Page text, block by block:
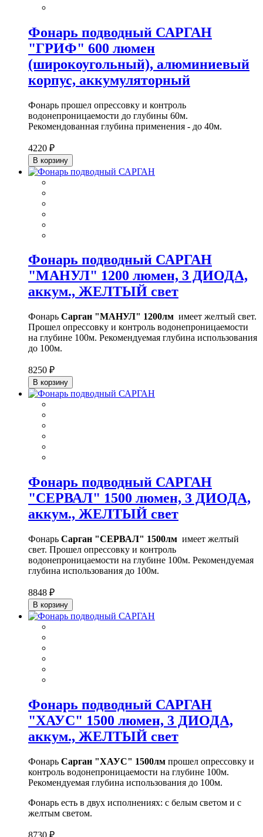
Фонарь подводный САРГАН
"ГРИФ" 600 люмен
(широкоугольный), алюминиевый
корпус, аккумуляторный
Фонарь прошел опрессовку и контроль
водонепроницаемости до глубины 60м.
Рекомендованная глубина применения - до 40м.
4220 ₽
В корзину
Фонарь подводный САРГАН
"МАНУЛ" 1200 люмен, 3 ДИОДА,
аккум., ЖЕЛТЫЙ свет
Фонарь Сарган "МАНУЛ" 1200лм имеет желтый свет.
Прошел опрессовку и контроль водонепроницаемости
на глубине 100м. Рекомендуемая глубина использования
до 100м.
8250 ₽
В корзину
Фонарь подводный САРГАН
"СЕРВАЛ" 1500 люмен, 3 ДИОДА,
аккум., ЖЕЛТЫЙ свет
Фонарь Сарган "СЕРВАЛ" 1500лм имеет желтый
свет. Прошел опрессовку и контроль
водонепроницаемости на глубине 100м. Рекомендуемая
глубина использования до 100м.
8848 ₽
В корзину
Фонарь подводный САРГАН
"ХАУС" 1500 люмен, 3 ДИОДА,
аккум., ЖЕЛТЫЙ свет
Фонарь Сарган "ХАУС" 1500лм прошел опрессовку и
контроль водонепроницаемости на глубине 100м.
Рекомендуемая глубина использования до 100м.
Фонарь есть в двух исполнениях: с белым светом и с
желтым светом.
8730 ₽